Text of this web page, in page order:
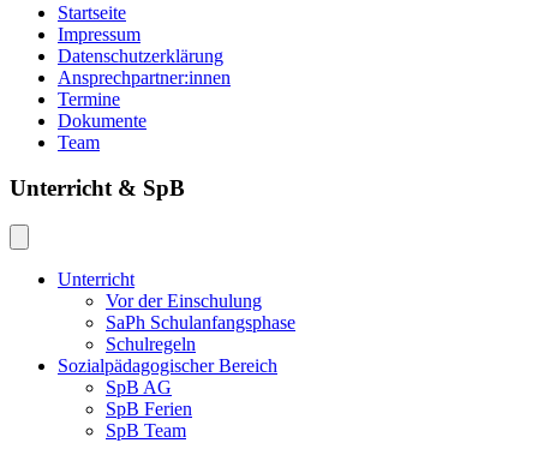
Startseite
Impressum
Datenschutzerklärung
Ansprechpartner:innen
Termine
Dokumente
Team
Unterricht & SpB
Unterricht
Vor der Einschulung
SaPh Schulanfangsphase
Schulregeln
Sozialpädagogischer Bereich
SpB AG
SpB Ferien
SpB Team